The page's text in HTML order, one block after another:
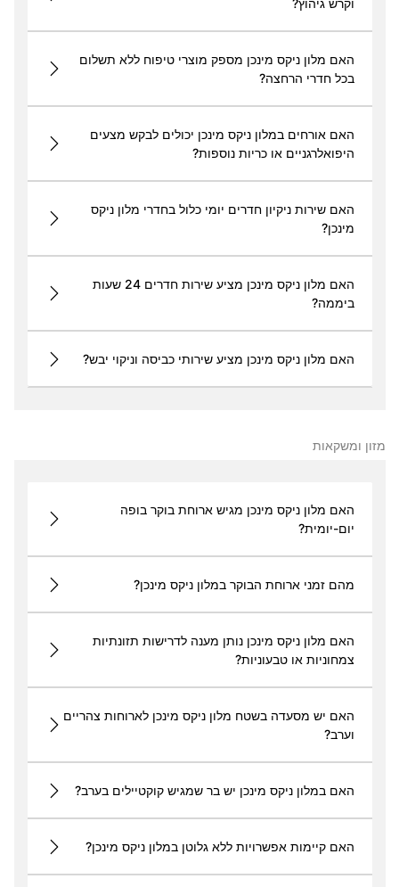
וקרש גיהוץ?
האם מלון ניקס מינכן מספק מוצרי טיפוח ללא תשלום
בכל חדרי הרחצה?
האם אורחים במלון ניקס מינכן יכולים לבקש מצעים
היפואלרגניים או כריות נוספות?
האם שירות ניקיון חדרים יומי כלול בחדרי מלון ניקס
מינכן?
האם מלון ניקס מינכן מציע שירות חדרים 24 שעות
ביממה?
האם מלון ניקס מינכן מציע שירותי כביסה וניקוי יבש?
מזון ומשקאות
האם מלון ניקס מינכן מגיש ארוחת בוקר בופה
יום-יומית?
מהם זמני ארוחת הבוקר במלון ניקס מינכן?
האם מלון ניקס מינכן נותן מענה לדרישות תזונתיות
צמחוניות או טבעוניות?
האם יש מסעדה בשטח מלון ניקס מינכן לארוחות צהריים
וערב?
האם במלון ניקס מינכן יש בר שמגיש קוקטיילים בערב?
האם קיימות אפשרויות ללא גלוטן במלון ניקס מינכן?